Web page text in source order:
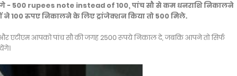
- 500 rupees note instead of 100, पांच सौ से कम धनराशि निकालने
ने 100 रुपए निकालने के लिए ट्रांजेक्शन किया तो 500 मिले.
एटीएम आपको पांच सौ की जगह 2500 रूपये निकाल दे, जबकि आपने तो सिर्फ